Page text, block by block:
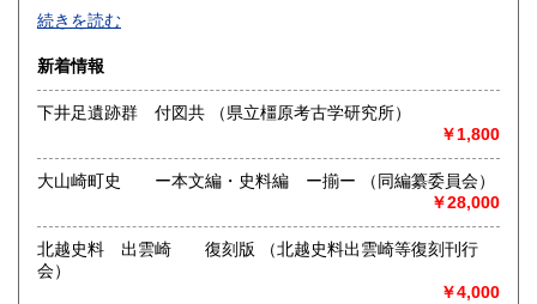
佐賀県
熊本県 600円 大分県 600円
600円
沖縄県 600円
最寄駅：立石駅徒歩約15分
営業時間：事務所(通販のみ)
定休日：-
書籍の買取について
取り扱い分野
歴史、社会科学
続きを読む
新着情報
下井足遺跡群 付図共 （県立橿原考古学研究所）
￥1,800
大山崎町史 ー本文編・史料編 ー揃ー （同編纂委員会）
￥28,000
北越史料 出雲崎 復刻版 （北越史料出雲崎等復刻刊行
会）
￥4,000